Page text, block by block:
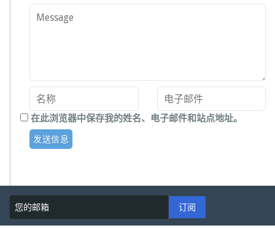
在此浏览器中保存我的姓名、电子邮件和站点地址。
订阅